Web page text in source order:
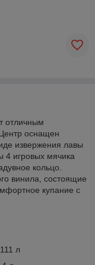
отличным
оснащен
извержения лавы
4 игровых мячика
кольцо.
винила, состоящие
купание с
л